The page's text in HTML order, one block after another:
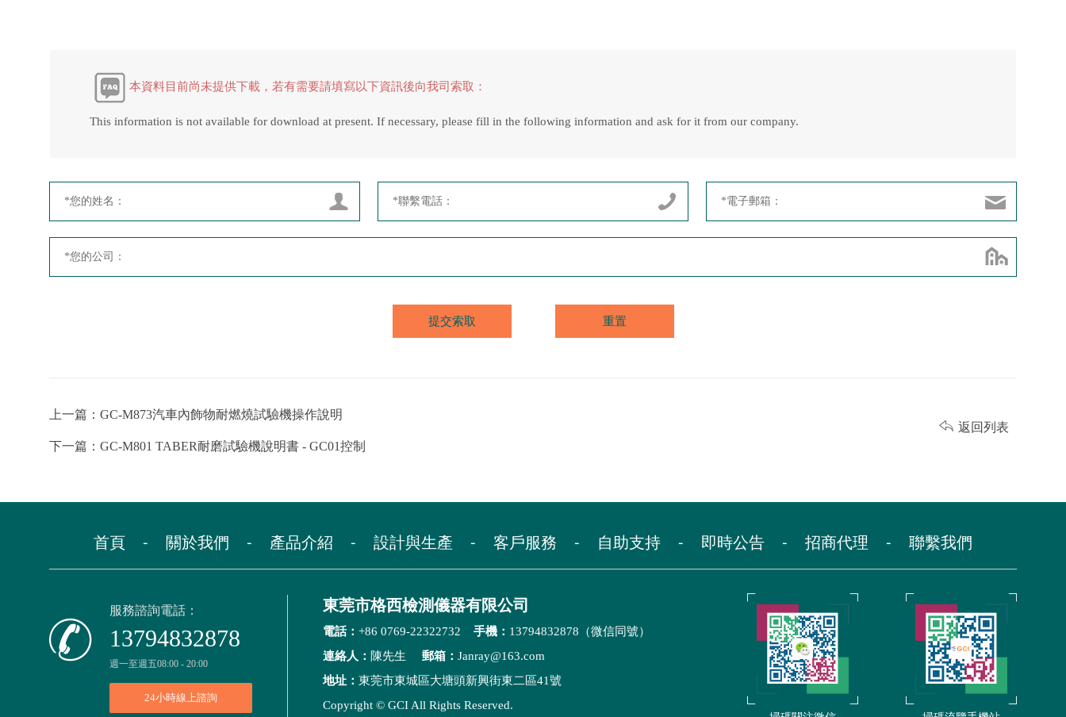
本資料目前尚未提供下載，若有需要請填寫以下資訊後向我司索取：
This information is not available for download at present. If necessary, please fill in the following information and ask for it from our company.
*您的姓名： *聯繫電話： *電子郵箱：
*您的公司：
上一篇： GC-M873汽車內飾物耐燃燒試驗機操作說明
下一篇： GC-M801 TABER耐磨試驗機說明書 - GC01控制
 返回列表
首頁 - 關於我們 - 產品介紹 - 設計與生產 - 客戶服務 - 自助支持 - 即時公告 - 招商代理 - 聯繫我們

服務諮詢電話：
13794832878
週一至週五08:00 - 20:00
24小時線上諮詢
東莞市格西檢測儀器有限公司
電話： +86 0769-22322732 手機： 13794832878（微信同號）
連絡人： 陳先生 郵箱： Janray@163.com
地址： 東莞市東城區大塘頭新興街東二區41號
Copyright © GCI All Rights Reserved.